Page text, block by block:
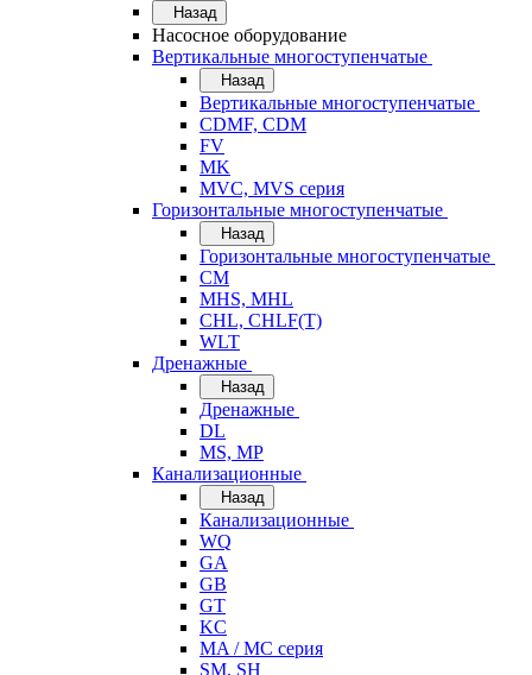
Назад
Насосное оборудование
Вертикальные многоступенчатые
Назад
Вертикальные многоступенчатые
CDMF, CDM
FV
MK
MVC, MVS серия
Горизонтальные многоступенчатые
Назад
Горизонтальные многоступенчатые
CM
MHS, MHL
CHL, CHLF(T)
WLT
Дренажные
Назад
Дренажные
DL
MS, MP
Канализационные
Назад
Канализационные
WQ
GA
GB
GT
KC
MA / MC серия
SM, SH